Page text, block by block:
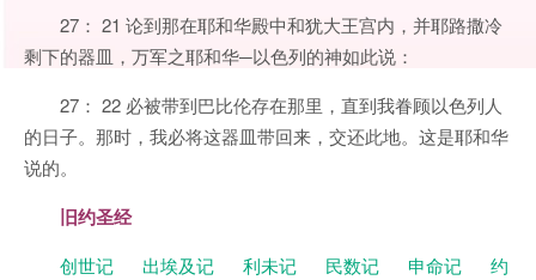
27： 21 论到那在耶和华殿中和犹大王宫内，并耶路撒冷
剩下的器皿，万军之耶和华─以色列的神如此说：
27： 22 必被带到巴比伦存在那里，直到我眷顾以色列人
的日子。那时，我必将这器皿带回来，交还此地。这是耶和华
说的。
旧约圣经
创世记 出埃及记 利未记 民数记 申命记
约